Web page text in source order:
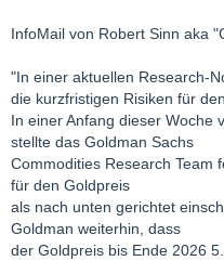
InfoMail von Robert Sinn aka
"In einer aktuellen Research-
die kurzfristigen Risiken für
In einer Anfang dieser Woche
stellte das Goldman Sachs
Commodities Research Team
für den Goldpreis
als nach unten gerichtet
Goldman weiterhin, dass
der Goldpreis bis Ende 2026